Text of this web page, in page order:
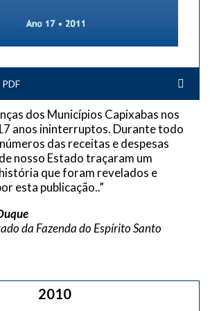
dos Municípios Capixabas nos
anos ininterruptos. Durante todo
das receitas e despesas
nosso Estado traçaram um
que foram revelados e
esta publicação..”
da Fazenda do Espírito Santo
2010